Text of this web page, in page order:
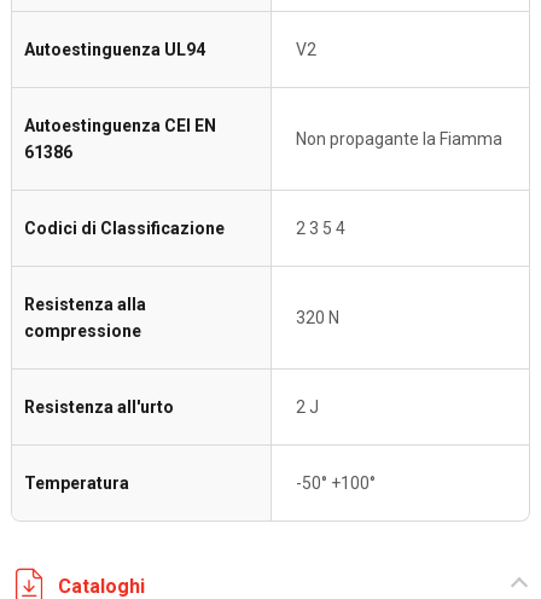
Autoestinguenza UL94 V2
Autoestinguenza CEI EN
61386
Non propagante la Fiamma
Codici di Classificazione 2 3 5 4
Resistenza alla
compressione
320 N
Resistenza all'urto 2 J
Temperatura -50° +100°
Cataloghi